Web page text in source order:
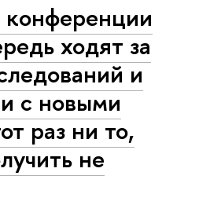
ходят за
и
с новыми
раз ни то,
не